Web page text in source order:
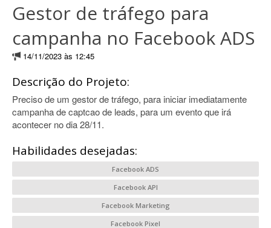
Gestor de tráfego para
campanha no Facebook ADS
14/11/2023 às 12:45
Descrição do Projeto:
Preciso de um gestor de tráfego, para iniciar imediatamente
campanha de captcao de leads, para um evento que irá
acontecer no dia 28/11.
Habilidades desejadas:
Facebook ADS
Facebook API
Facebook Marketing
Facebook Pixel